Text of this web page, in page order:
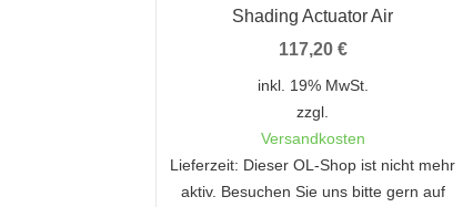
Shading Actuator Air
117,20 €
inkl. 19% MwSt.
zzgl.
Versandkosten
Lieferzeit: Dieser OL-Shop ist nicht mehr
aktiv. Besuchen Sie uns bitte gern auf